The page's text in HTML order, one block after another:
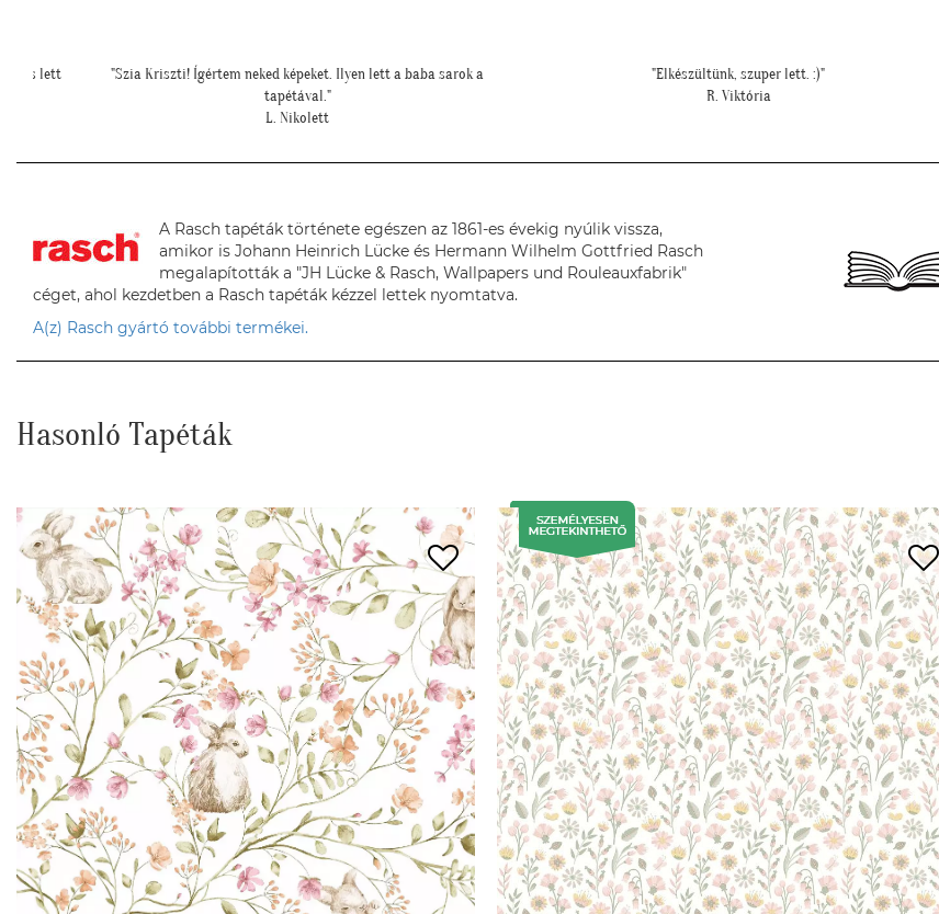
a
"Elkészültünk, szuper lett. :)"
R. Viktória
"Példa értékű kedvesség és segítőkészség, hiperszuper 24 órán belüli
szállítással!"
A Rasch tapéták története egészen az 1861-es évekig nyúlik vissza,
amikor is Johann Heinrich Lücke és Hermann Wilhelm Gottfried Rasch
megalapították a "JH Lücke & Rasch, Wallpapers und Rouleauxfabrik"
céget, ahol kezdetben a Rasch tapéták kézzel lettek nyomtatva.
A(z) Rasch gyártó további termékei.
Hasonló Tapéták